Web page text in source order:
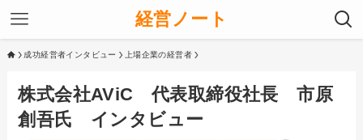
経営ノート
成功経営者インタビュー 上場企業の経営者
株式会社AViC 代表取締役社長 市原
創吾氏 インタビュー